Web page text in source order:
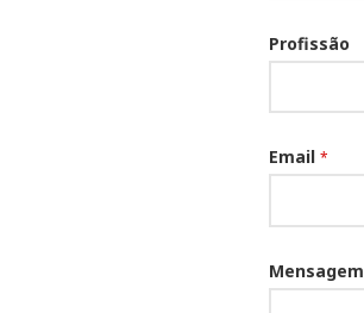
Profissão
Email *
Mensagem